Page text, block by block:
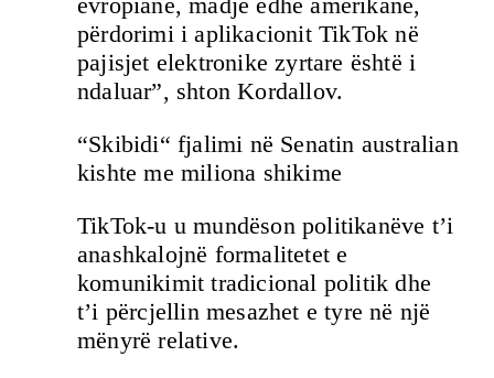
përdorimi i aplikacionit TikTok në
pajisjet elektronike zyrtare është i
ndaluar”, shton Kordallov.
“Skibidi“ fjalimi në Senatin australian
kishte me miliona shikime
TikTok-u u mundëson politikanëve t’i
anashkalojnë formalitetet e
komunikimit tradicional politik dhe
t’i përcjellin mesazhet e tyre në një
mënyrë relative.